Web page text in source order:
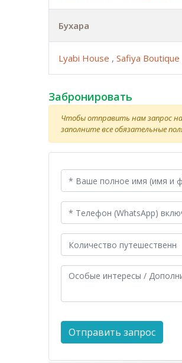
Бухара
Lyabi House , Safiya Boutique
Забронировать
Чтобы отправить нам запрос
заполните все обязательные